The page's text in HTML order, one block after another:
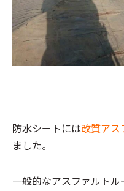
防水シートには改質アス
ました。
一般的なアスファルト